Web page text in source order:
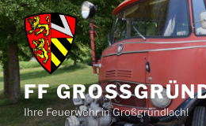
Zum
Inhalt
springen
FF
Ihre Feuerwehr in Großgründlach!